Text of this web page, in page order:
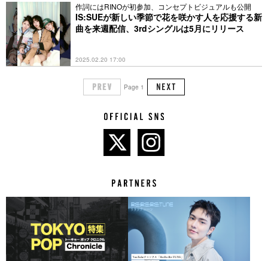
作詞にはRINOが初参加、コンセプトビジュアルも公開
IS:SUEが新しい季節で花を咲かす人を応援する新
曲を来週配信、3rdシングルは5月にリリース
2025.02.20 17:00
Page 1